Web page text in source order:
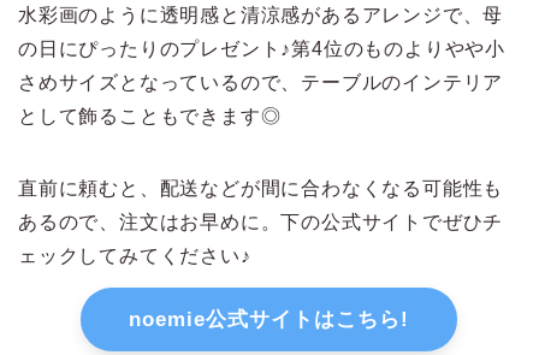
水彩画のように透明感と清涼感があるアレンジで、母
の日にぴったりのプレゼント♪第4位のものよりやや小
さめサイズとなっているので、テーブルのインテリア
として飾ることもできます◎
直前に頼むと、配送などが間に合わなくなる可能性も
あるので、注文はお早めに。下の公式サイトでぜひチ
ェックしてみてください♪
noemie公式サイトはこちら!